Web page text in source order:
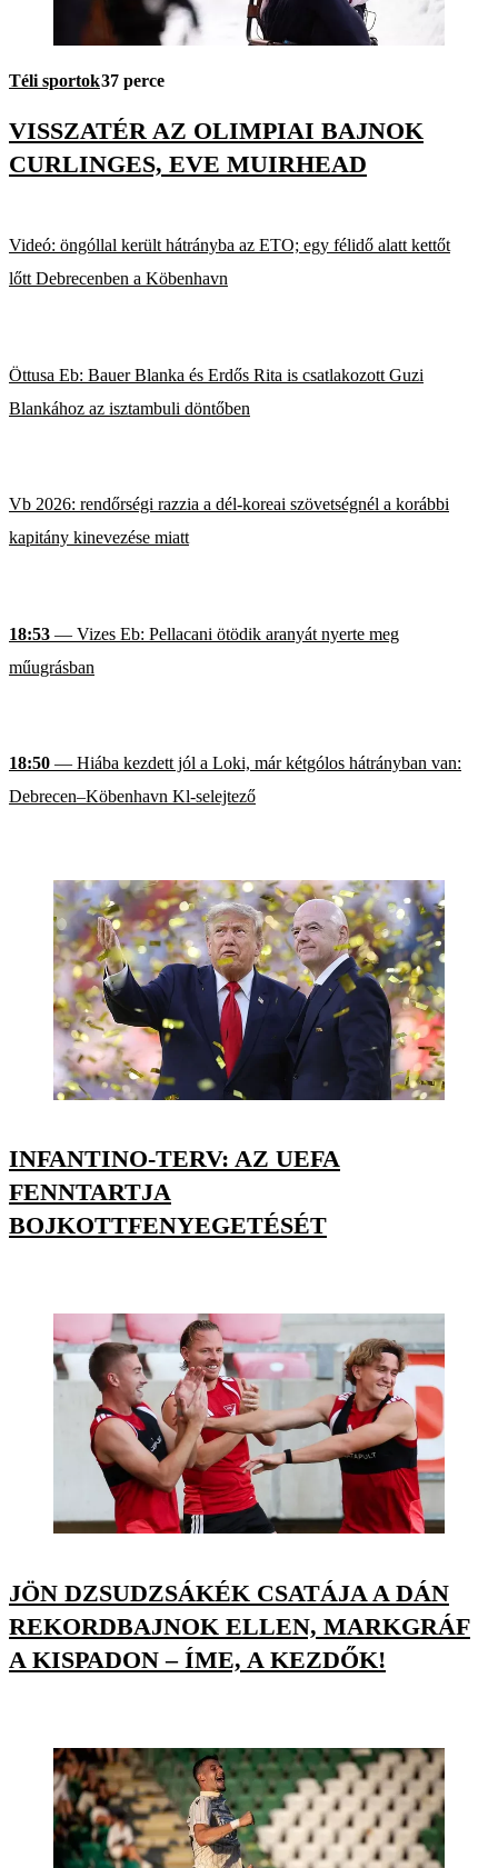
Téli sportok37 perce
VISSZATÉR AZ OLIMPIAI BAJNOK
CURLINGES, EVE MUIRHEAD
Videó: öngóllal került hátrányba az ETO; egy félidő alatt kettőt
lőtt Debrecenben a Köbenhavn
Öttusa Eb: Bauer Blanka és Erdős Rita is csatlakozott Guzi
Blankához az isztambuli döntőben
Vb 2026: rendőrségi razzia a dél-koreai szövetségnél a korábbi
kapitány kinevezése miatt
18:53 — Vizes Eb: Pellacani ötödik aranyát nyerte meg
műugrásban
18:50 — Hiába kezdett jól a Loki, már kétgólos hátrányban van:
Debrecen–Köbenhavn Kl-selejtező
INFANTINO-TERV: AZ UEFA
FENNTARTJA
BOJKOTTFENYEGETÉSÉT
JÖN DZSUDZSÁKÉK CSATÁJA A DÁN
REKORDBAJNOK ELLEN, MARKGRÁF
A KISPADON – ÍME, A KEZDŐK!